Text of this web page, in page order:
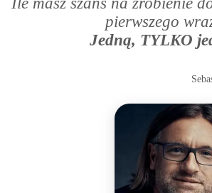
pierwszego
Jedną, TYLKO